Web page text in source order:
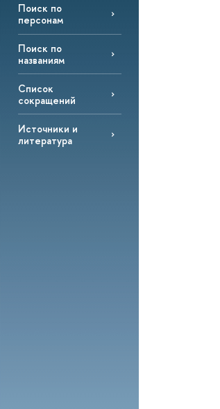
Поиск по
персонам
Поиск по
названиям
Список
сокращений
Источники и
литература